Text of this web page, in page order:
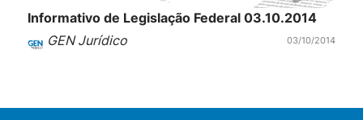
Informativo de Legislação Federal 03.10.2014
GEN Jurídico
03/10/2014